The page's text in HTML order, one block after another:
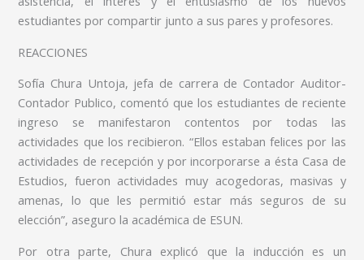
estudiantes por compartir junto a sus pares y profesores.
REACCIONES
Sofía Chura Untoja, jefa de carrera de Contador Auditor-
Contador Publico, comentó que los estudiantes de reciente
ingreso se manifestaron contentos por todas las
actividades que los recibieron. “Ellos estaban felices por las
actividades de recepción y por incorporarse a ésta Casa de
Estudios, fueron actividades muy acogedoras, masivas y
amenas, lo que les permitió estar más seguros de su
elección”, aseguro la académica de ESUN.
Por otra parte, Chura explicó que la inducción es un